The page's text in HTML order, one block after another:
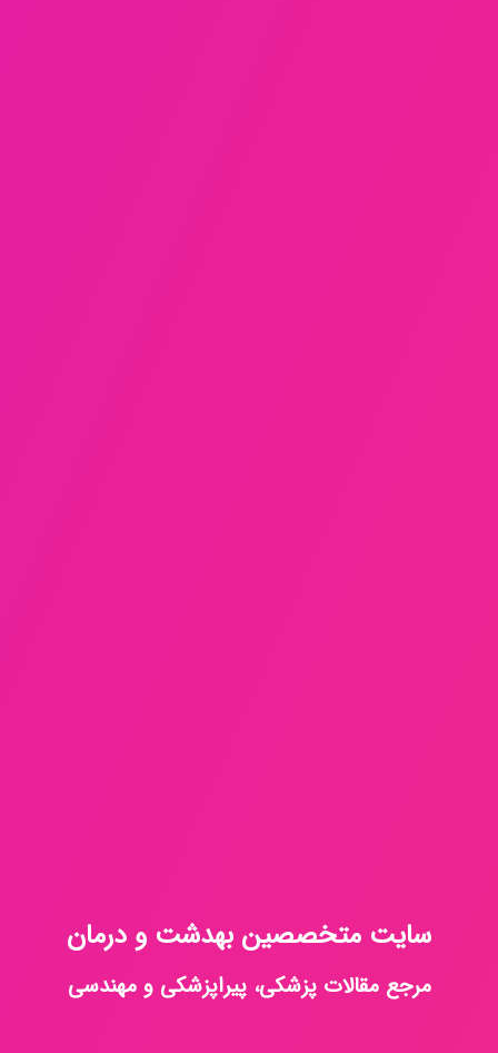
سایت متخصصین بهدشت و درمان
مرجع مقالات پزشکی، پیراپزشکی و مهندسی